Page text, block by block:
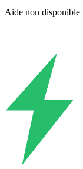
Aide non disponible